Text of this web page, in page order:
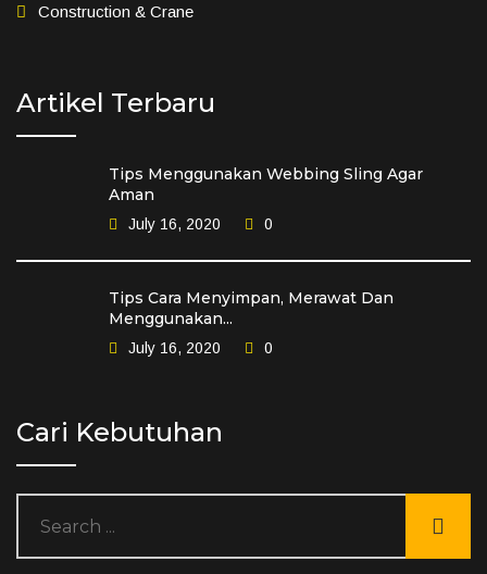
Construction & Crane
Artikel Terbaru
Tips Menggunakan Webbing Sling Agar
Aman
July 16, 2020 0
Tips Cara Menyimpan, Merawat Dan
Menggunakan...
July 16, 2020 0
Cari Kebutuhan